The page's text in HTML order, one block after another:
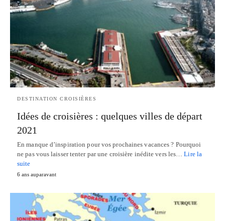
DESTINATION CROISIÈRES
Idées de croisières : quelques villes de départ
2021
En manque d’inspiration pour vos prochaines vacances ? Pourquoi
ne pas vous laisser tenter par une croisière inédite vers les…Lire la
suite
6 ans auparavant